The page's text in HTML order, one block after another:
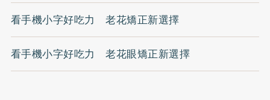
看手機小字好吃力 老花矯正新選擇
看手機小字好吃力 老花眼矯正新選擇